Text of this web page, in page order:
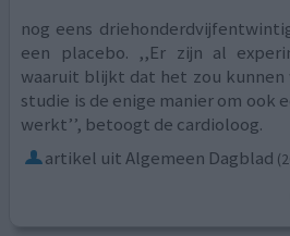
nog eens
een placebo. ,,Er zijn al
waaruit blijkt dat het zou kunnen
studie is de enige manier om ook
werkt’’, betoogt de cardioloog.
artikel uit Algemeen Dagblad